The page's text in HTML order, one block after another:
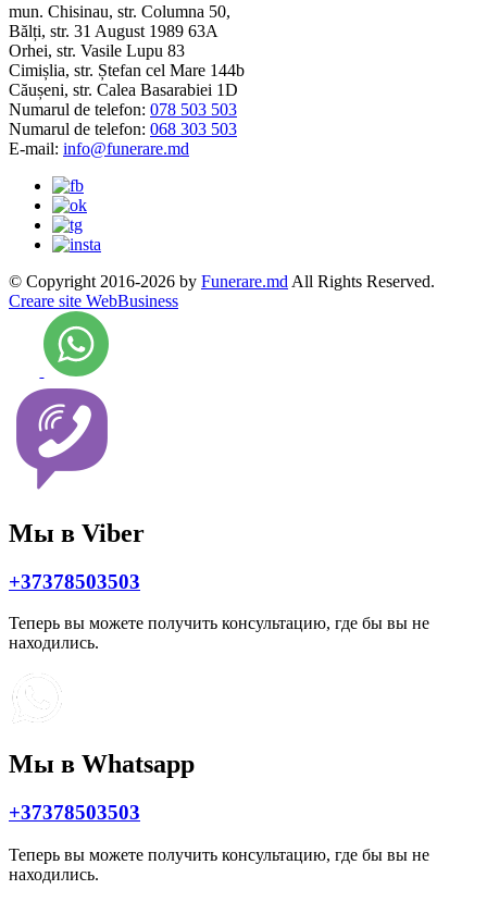
mun. Chisinau, str. Columna 50,
Bălți, str. 31 August 1989 63A
Orhei, str. Vasile Lupu 83
Cimișlia, str. Ștefan cel Mare 144b
Căușeni, str. Calea Basarabiei 1D
Numarul de telefon: 078 503 503
Numarul de telefon: 068 303 503
E-mail: info@funerare.md
© Copyright 2016-2026 by Funerare.md All Rights Reserved.
Creare site WebBusiness
Мы в Viber
+37378503503
Теперь вы можете получить консультацию, где бы вы не
находились.
Мы в Whatsapp
+37378503503
Теперь вы можете получить консультацию, где бы вы не
находились.